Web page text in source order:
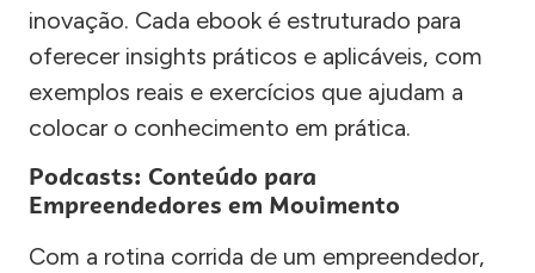
inovação. Cada ebook é estruturado para
oferecer insights práticos e aplicáveis, com
exemplos reais e exercícios que ajudam a
colocar o conhecimento em prática.
Podcasts: Conteúdo para
Empreendedores em Movimento
Com a rotina corrida de um empreendedor,